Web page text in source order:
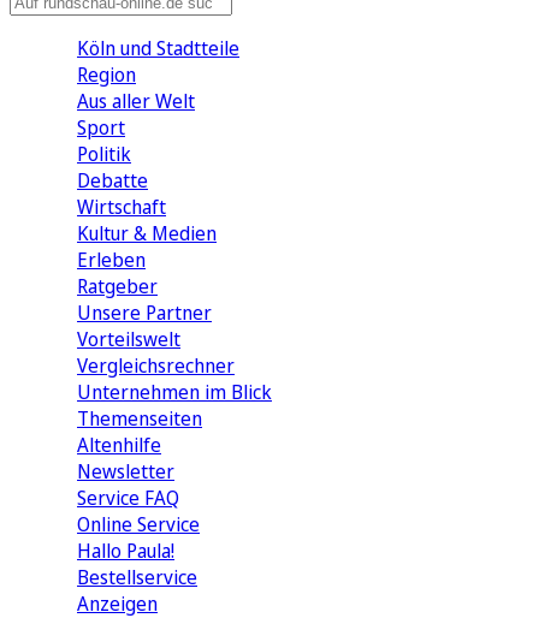
Köln und Stadtteile
Region
Aus aller Welt
Sport
Politik
Debatte
Wirtschaft
Kultur & Medien
Erleben
Ratgeber
Unsere Partner
Vorteilswelt
Vergleichsrechner
Unternehmen im Blick
Themenseiten
Altenhilfe
Newsletter
Service FAQ
Online Service
Hallo Paula!
Bestellservice
Anzeigen